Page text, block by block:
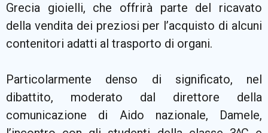
Grecia gioielli, che offrirà parte del ricavato
della vendita dei preziosi per l’acquisto di alcuni
contenitori adatti al trasporto di organi.
Particolarmente denso di significato, nel
dibattito, moderato dal direttore della
comunicazione di Aido nazionale, Damele,